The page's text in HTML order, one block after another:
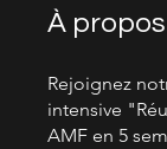
À propos
Rejoignez
intensive
AMF en 5